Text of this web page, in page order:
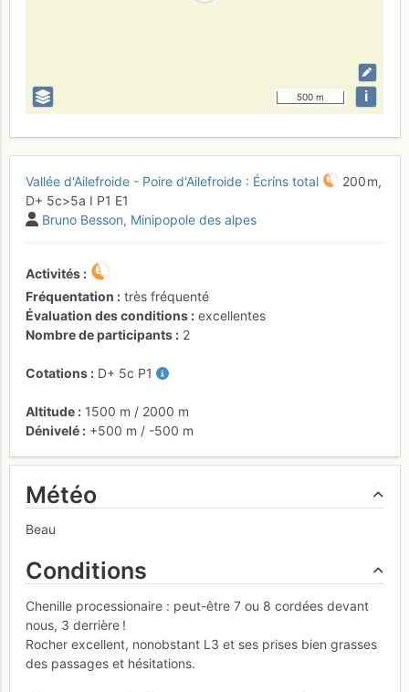
500 m i
Vallée d'Ailefroide - Poire d'Ailefroide : Écrins total
200 m,
D+ 5c>5a I P1 E1
Bruno Besson Minipopole des alpes
Activités
Fréquentation
très fréquenté
Évaluation des conditions
excellentes
Nombre de participants
2
Cotations D+ 5c P1
Altitude 1500 m / 2000 m
Dénivelé
+500 m / -500 m
Météo
Beau
Conditions
Chenille processionaire : peut-être 7 ou 8 cordées devant
nous, 3 derrière !
Rocher excellent, nonobstant L3 et ses prises bien grasses
des passages et hésitations.